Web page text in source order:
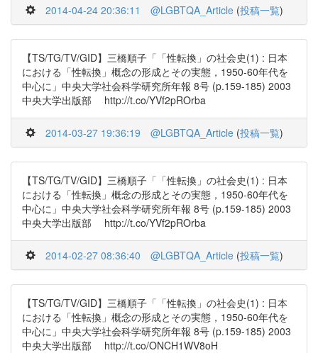
2014-04-24 20:36:11 @LGBTQA_Article (投稿一覧)
【TS/TG/TV/GID】三橋順子「「性転換」の社会史(1) : 日本
における「性転換」概念の形成とその実態，1950-60年代を
中心に」中央大学社会科学研究所年報 8号 (p.159-185) 2003
中央大学出版部 http://t.co/YVf2pROrba
2014-03-27 19:36:19 @LGBTQA_Article (投稿一覧)
【TS/TG/TV/GID】三橋順子「「性転換」の社会史(1) : 日本
における「性転換」概念の形成とその実態，1950-60年代を
中心に」中央大学社会科学研究所年報 8号 (p.159-185) 2003
中央大学出版部 http://t.co/YVf2pROrba
2014-02-27 08:36:40 @LGBTQA_Article (投稿一覧)
【TS/TG/TV/GID】三橋順子「「性転換」の社会史(1) : 日本
における「性転換」概念の形成とその実態，1950-60年代を
中心に」中央大学社会科学研究所年報 8号 (p.159-185) 2003
中央大学出版部 http://t.co/ONCH1WV8oH